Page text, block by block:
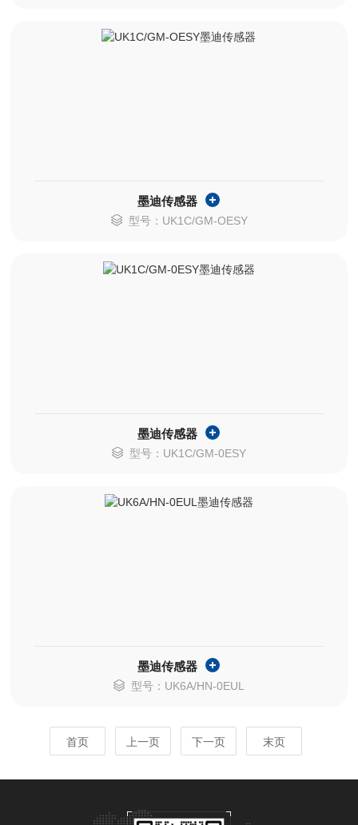
墨迪传感器
型号：UK1C/GM-OESY
墨迪传感器
型号：UK1C/GM-0ESY
墨迪传感器
型号：UK6A/HN-0EUL
首页 上一页 下一页 末页